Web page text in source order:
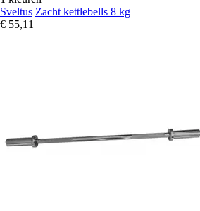
Sveltus Zacht kettlebells 8 kg
€ 55,11